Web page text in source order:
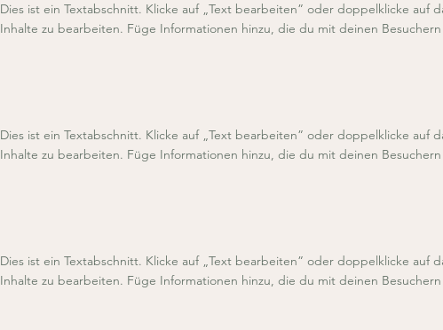
Dies ist ein Textabschnitt. Klicke auf „Text bearbeiten” oder doppelklicke auf
Inhalte zu bearbeiten. Füge Informationen hinzu, die du mit deinen
Dies ist ein Textabschnitt. Klicke auf „Text bearbeiten” oder doppelklicke auf
Inhalte zu bearbeiten. Füge Informationen hinzu, die du mit deinen
Dies ist ein Textabschnitt. Klicke auf „Text bearbeiten” oder doppelklicke auf
Inhalte zu bearbeiten. Füge Informationen hinzu, die du mit deinen